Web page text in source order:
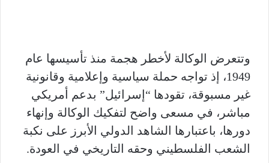
وتتعرض الوكالة لأخطر هجمة منذ تأسيسها عام
1949، إذ تواجه حملة سياسية وإعلامية وقانونية
غير مسبوقة، تقودها “إسرائيل” بدعم أمريكي
مباشر، في مسعى واضح لتفكيك الوكالة وإنهاء
دورها، باعتبارها الشاهد الدولي الأبرز على نكبة
الشعب الفلسطيني وحقه التاريخي في العودة.